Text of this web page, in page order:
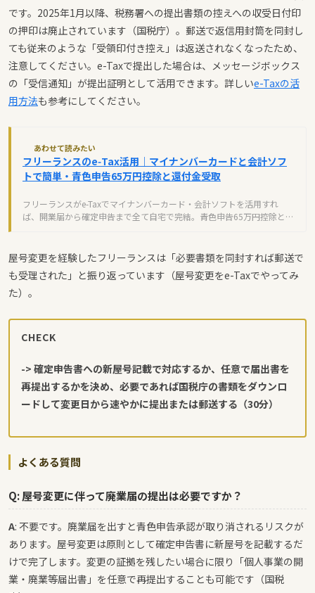
です。2025年1月以降、税務署への提出書類の控えへの収受日付印
の押印は廃止されています（国税庁）。郵送で返信用封筒を同封し
ても従来のような「受領印付き控え」は返送されなくなったため、
注意してください。e-Taxで提出した場合は、メッセージボックス
の「受信通知」が提出証明として活用できます。詳しいe-Taxの活
用方法も参考にしてください。
あわせて読みたい
フリーランスのe‑Tax活用｜マイナンバーカードと会計ソフ
トで簡単・青色申告65万円控除と還付金受取
フリーランスがe-Taxでマイナンバーカード・会計ソフトを活用すれ
ば、開業届から確定申告まで全て自宅で完結。青色申告65万円控除と還
屋号変更を経験したフリーランスは「必要書類を同封すれば郵送で
も受理された」と振り返っています（屋号変更をe-Taxでやってみ
た）。
CHECK
-> 確定申告書への新屋号記載で対応するか、任意で届出書を
再提出するかを決め、必要であれば国税庁の書類をダウンロ
ードして変更日から速やかに提出または郵送する（30分）
よくある質問
Q: 屋号変更に伴って廃業届の提出は必要ですか？
A: 不要です。廃業届を出すと青色申告承認が取り消されるリスクが
あります。屋号変更は原則として確定申告書に新屋号を記載するだ
けで完了します。変更の証拠を残したい場合に限り「個人事業の開
業・廃業等届出書」を任意で再提出することも可能です（国税